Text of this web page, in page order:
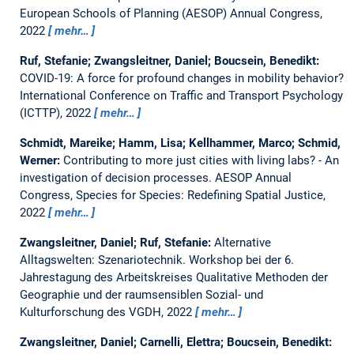
European Schools of Planning (AESOP) Annual Congress,
2022
mehr…
Ruf, Stefanie; Zwangsleitner, Daniel; Boucsein, Benedikt:
COVID-19: A force for profound changes in mobility behavior?
International Conference on Traffic and Transport Psychology
(ICTTP), 2022
mehr…
Schmidt, Mareike; Hamm, Lisa; Kellhammer, Marco; Schmid,
Werner: Contributing to more just cities with living labs? - An
investigation of decision processes. AESOP Annual
Congress, Species for Species: Redefining Spatial Justice,
2022
mehr…
Zwangsleitner, Daniel; Ruf, Stefanie: Alternative
Alltagswelten: Szenariotechnik. Workshop bei der 6.
Jahrestagung des Arbeitskreises Qualitative Methoden der
Geographie und der raumsensiblen Sozial- und
Kulturforschung des VGDH, 2022
mehr…
Zwangsleitner, Daniel; Carnelli, Elettra; Boucsein, Benedikt: